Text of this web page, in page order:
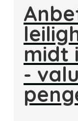
midt
-